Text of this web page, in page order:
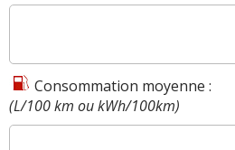
Consommation moyenne :
(L/100 km ou kWh/100km)